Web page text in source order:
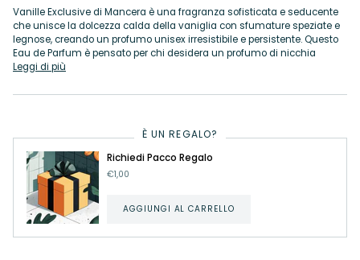
Vanille Exclusive di Mancera è una fragranza sofisticata e seducente
che unisce la dolcezza calda della vaniglia con sfumature speziate e
legnose, creando un profumo unisex irresistibile e persistente. Questo
Eau de Parfum è pensato per chi desidera un profumo di nicchia
Leggi di più
È UN REGALO?
Richiedi Pacco Regalo
€1,00
AGGIUNGI AL CARRELLO